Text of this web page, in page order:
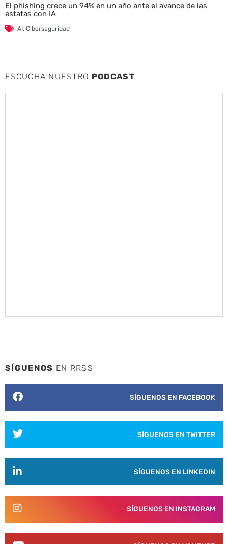
El phishing crece un 94% en un año ante el avance de las
estafas con IA
AI, Ciberseguridad
ESCUCHA NUESTRO PODCAST
SÍGUENOS EN RRSS
SÍGUENOS EN FACEBOOK
SÍGUENOS EN TWITTER
SÍGUENOS EN LINKEDIN
SÍGUENOS EN INSTAGRAM